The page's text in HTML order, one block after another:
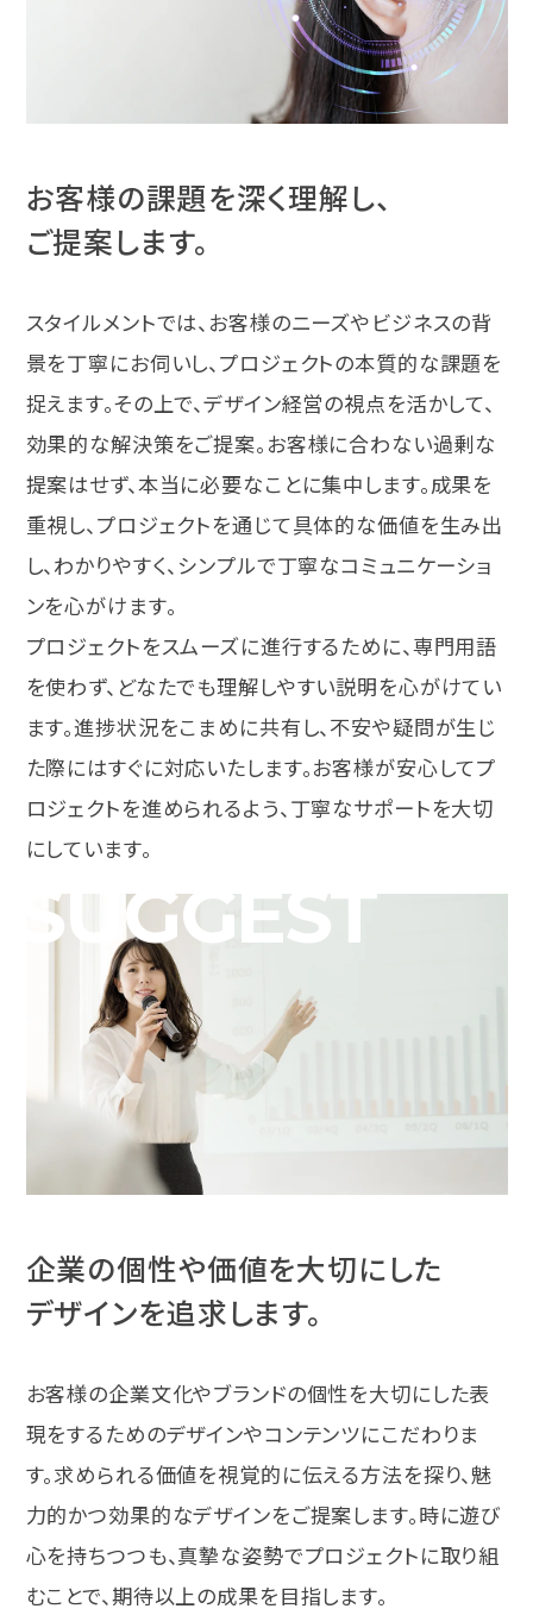
お客様の課題を深く理解し、
ご提案します。
スタイルメントでは、お客様のニーズやビジネスの背
景を丁寧にお伺いし、プロジェクトの本質的な課題を
捉えます。その上で、デザイン経営の視点を活かして、
効果的な解決策をご提案。お客様に合わない過剰な
提案はせず、本当に必要なことに集中します。成果を
重視し、プロジェクトを通じて具体的な価値を生み出
し、わかりやすく、シンプルで丁寧なコミュニケーショ
ンを心がけます。
プロジェクトをスムーズに進行するために、専門用語
を使わず、どなたでも理解しやすい説明を心がけてい
ます。進捗状況をこまめに共有し、不安や疑問が生じ
た際にはすぐに対応いたします。お客様が安心してプ
ロジェクトを進められるよう、丁寧なサポートを大切
にしています。
SUGGEST
企業の個性や価値を大切にした
デザインを追求します。
お客様の企業文化やブランドの個性を大切にした表
現をするためのデザインやコンテンツにこだわりま
す。求められる価値を視覚的に伝える方法を探り、魅
力的かつ効果的なデザインをご提案します。時に遊び
心を持ちつつも、真摯な姿勢でプロジェクトに取り組
むことで、期待以上の成果を目指します。